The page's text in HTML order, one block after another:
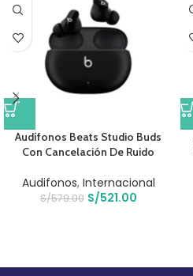
Audífonos Beats Studio Buds
Con Cancelación De Ruido
Audifonos, Internacional
S/579.00 S/521.00